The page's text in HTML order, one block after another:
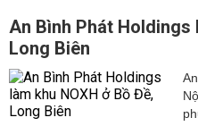
An Bình Phát Holdings
Long Biên